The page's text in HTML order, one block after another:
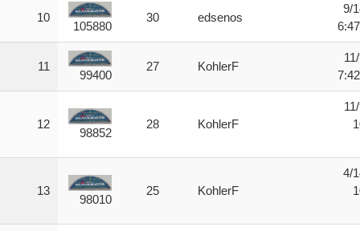
10
105880
30 edsenos
9/
11
99400
27 KohlerF
12
98852
28 KohlerF
13
98010
25 KohlerF
4/